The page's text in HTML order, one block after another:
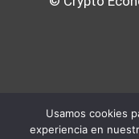
Usamos cookies
experiencia en